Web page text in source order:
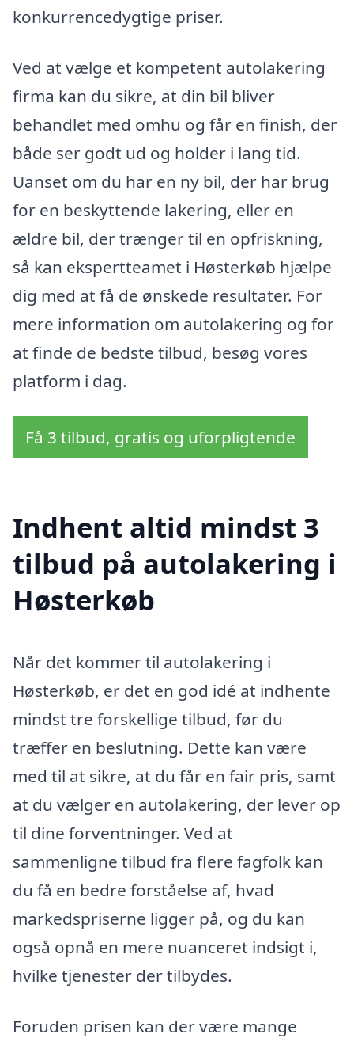
konkurrencedygtige priser.
Ved at vælge et kompetent autolakering
firma kan du sikre, at din bil bliver
behandlet med omhu og får en finish, der
både ser godt ud og holder i lang tid.
Uanset om du har en ny bil, der har brug
for en beskyttende lakering, eller en
ældre bil, der trænger til en opfriskning,
så kan ekspertteamet i Høsterkøb hjælpe
dig med at få de ønskede resultater. For
mere information om autolakering og for
at finde de bedste tilbud, besøg vores
platform i dag.
Få 3 tilbud, gratis og uforpligtende
Indhent altid mindst 3
tilbud på autolakering i
Høsterkøb
Når det kommer til autolakering i
Høsterkøb, er det en god idé at indhente
mindst tre forskellige tilbud, før du
træffer en beslutning. Dette kan være
med til at sikre, at du får en fair pris, samt
at du vælger en autolakering, der lever op
til dine forventninger. Ved at
sammenligne tilbud fra flere fagfolk kan
du få en bedre forståelse af, hvad
markedspriserne ligger på, og du kan
også opnå en mere nuanceret indsigt i,
hvilke tjenester der tilbydes.
Foruden prisen kan der være mange